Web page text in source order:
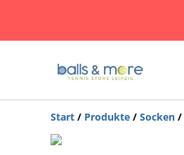
Start / Produkte / Socken /